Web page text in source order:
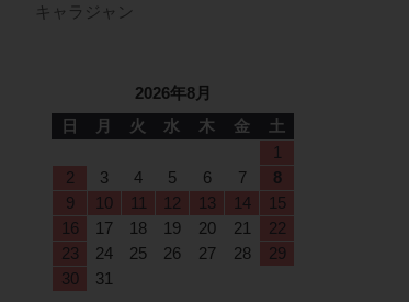
キャラジャン
2026年8月
日
月 火 水 木 金
土
1
2
3 4 5 6 7
8
9
10 11 12 13 14
15
16
17 18 19 20 21
22
23
24 25 26 27 28
29
30
31